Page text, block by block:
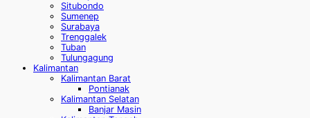
Situbondo
Sumenep
Surabaya
Trenggalek
Tuban
Tulungagung
Kalimantan
Kalimantan Barat
Pontianak
Kalimantan Selatan
Banjar Masin